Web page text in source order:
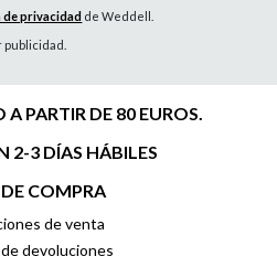
de privacidad de Weddell.
PARTIR DE 80 EUROS.
2-3 DÍAS HÁBILES
COMPRA
de venta
devoluciones